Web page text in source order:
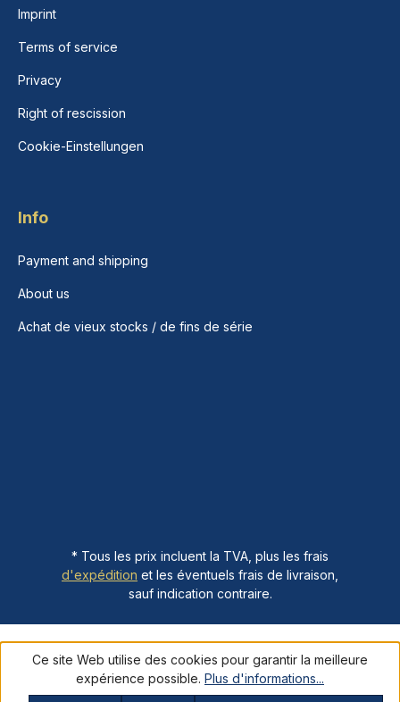
Imprint
Terms of service
Privacy
Right of rescission
Cookie-Einstellungen
Info
Payment and shipping
About us
Achat de vieux stocks / de fins de série
* Tous les prix incluent la TVA, plus les frais
d'expédition et les éventuels frais de livraison,
sauf indication contraire.
Ce site Web utilise des cookies pour garantir la meilleure
expérience possible. Plus d'informations...